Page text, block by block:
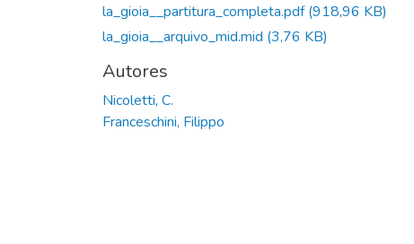
la_gioia__partitura_completa.pdf(918,96 KB)
la_gioia__arquivo_mid.mid (3,76 KB)
Autores
Nicoletti, C.
Franceschini, Filippo